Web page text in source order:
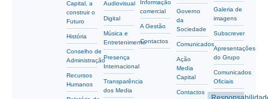
Capital, a
construir o
Futuro
História
Conselho de
Administração
Recursos
Humanos
Audiovisual
Digital
Música e
Entretenimento
Presença
Internacional
Transparência
dos Media
Informação
comercial
A Gestão
Contactos
Governo
da
Sociedade
Comunicados
Ação
Media
Capital
Contactos
Galeria de
imagens
Subscrever
Apresentações
do Grupo
Comunicados
Oficiais